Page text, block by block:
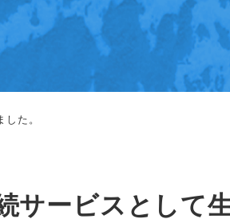
た。
サービスとして